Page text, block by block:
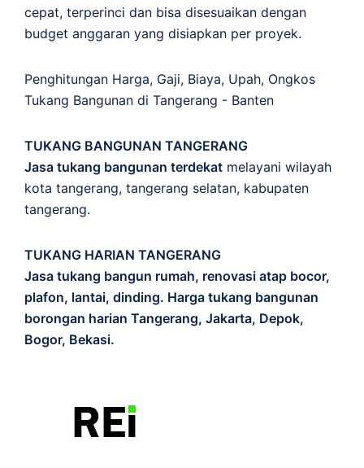
cepat, terperinci dan bisa disesuaikan dengan
budget anggaran yang disiapkan per proyek.
Penghitungan Harga, Gaji, Biaya, Upah, Ongkos
Tukang Bangunan di Tangerang - Banten
TUKANG BANGUNAN TANGERANG
Jasa tukang bangunan terdekat melayani wilayah
kota tangerang, tangerang selatan, kabupaten
tangerang.
TUKANG HARIAN TANGERANG
Jasa tukang bangun rumah, renovasi atap bocor,
plafon, lantai, dinding. Harga tukang bangunan
borongan harian Tangerang, Jakarta, Depok,
Bogor, Bekasi.